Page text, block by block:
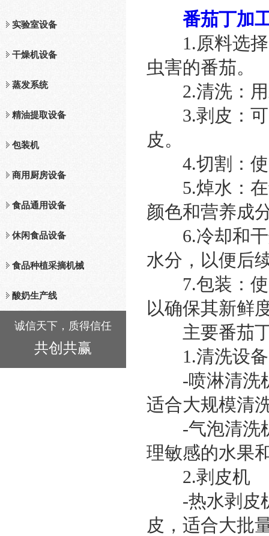
实验室设备
干燥机设备
蒸发系统
精油提取设备
包装机
商用厨房设备
食品通用设备
休闲食品设备
食品种植采摘机械
酸奶生产线
诚信天下，质得信任
共创共赢
番茄丁加
1.原料选择
虫害的番茄。
2.清洗：用
3.剥皮：可
皮。
4.切割：使
5.焯水：在
颜色和营养成
6.冷却和干
水分，以便后
7.包装：使
以确保其新鲜
主要番茄丁
1.清洗设备
-喷淋清洗机
适合大规模清
-气泡清洗机
理敏感的水果
2.剥皮机
-热水剥皮机
皮，适合大批